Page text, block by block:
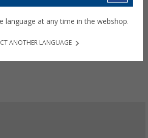
language at any time in the webshop.
ANOTHER LANGUAGE